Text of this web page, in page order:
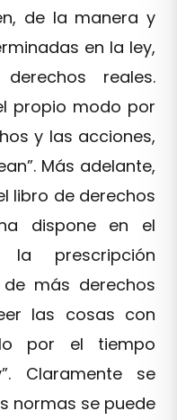
de la manera y
en la ley,
reales.
propio modo por
y las acciones,
Más adelante,
libro de derechos
dispone en el
la prescripción
más derechos
las cosas con
por el tiempo
Claramente se
normas se puede